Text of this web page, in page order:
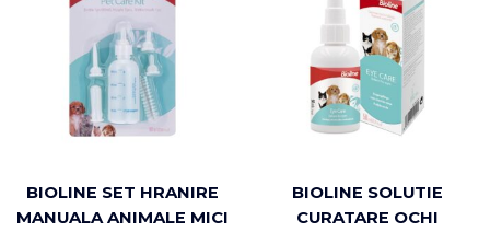
BIOLINE SET HRANIRE
MANUALA ANIMALE MICI
BIOLINE SOLUTIE
CURATARE OCHI